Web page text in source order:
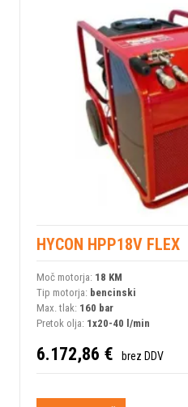
HYCON HPP18V FLEX
Moč motorja: 18 KM
Tip motorja: bencinski
Max. tlak: 160 bar
Pretok olja: 1x20-40 l/min
6.172,86 € brez DDV